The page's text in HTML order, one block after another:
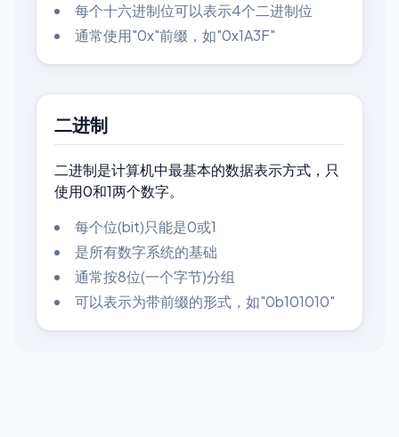
每个十六进制位可以表示4个二进制位
通常使用"0x"前缀，如"0x1A3F"
二进制
二进制是计算机中最基本的数据表示方式，只
使用0和1两个数字。
每个位(bit)只能是0或1
是所有数字系统的基础
通常按8位(一个字节)分组
可以表示为带前缀的形式，如"0b101010"